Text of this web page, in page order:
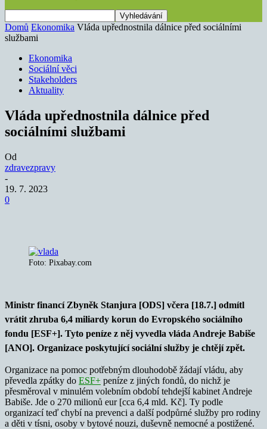
Domů Ekonomika Vláda upřednostnila dálnice před sociálními
službami
Ekonomika
Sociální věci
Stakeholders
Aktuality
Vláda upřednostnila dálnice před
sociálními službami
Od
zdravezpravy
-
19. 7. 2023
0
Foto: Pixabay.com
Ministr financí Zbyněk Stanjura [ODS] včera [18.7.] odmítl
vrátit zhruba 6,4 miliardy korun do Evropského sociálního
fondu [ESF+]. Tyto peníze z něj vyvedla vláda Andreje Babiše
[ANO]. Organizace poskytující sociální služby je chtějí zpět.
Organizace na pomoc potřebným dlouhodobě žádají vládu, aby
převedla zpátky do ESF+ peníze z jiných fondů, do nichž je
přesměroval v minulém volebním období tehdejší kabinet Andreje
Babiše. Jde o 270 milionů eur [cca 6,4 mld. Kč]. Ty podle
organizací teď chybí na prevenci a další podpůrné služby pro rodiny
a děti v tísni, osoby v bytové nouzi, duševně nemocné a postižené.